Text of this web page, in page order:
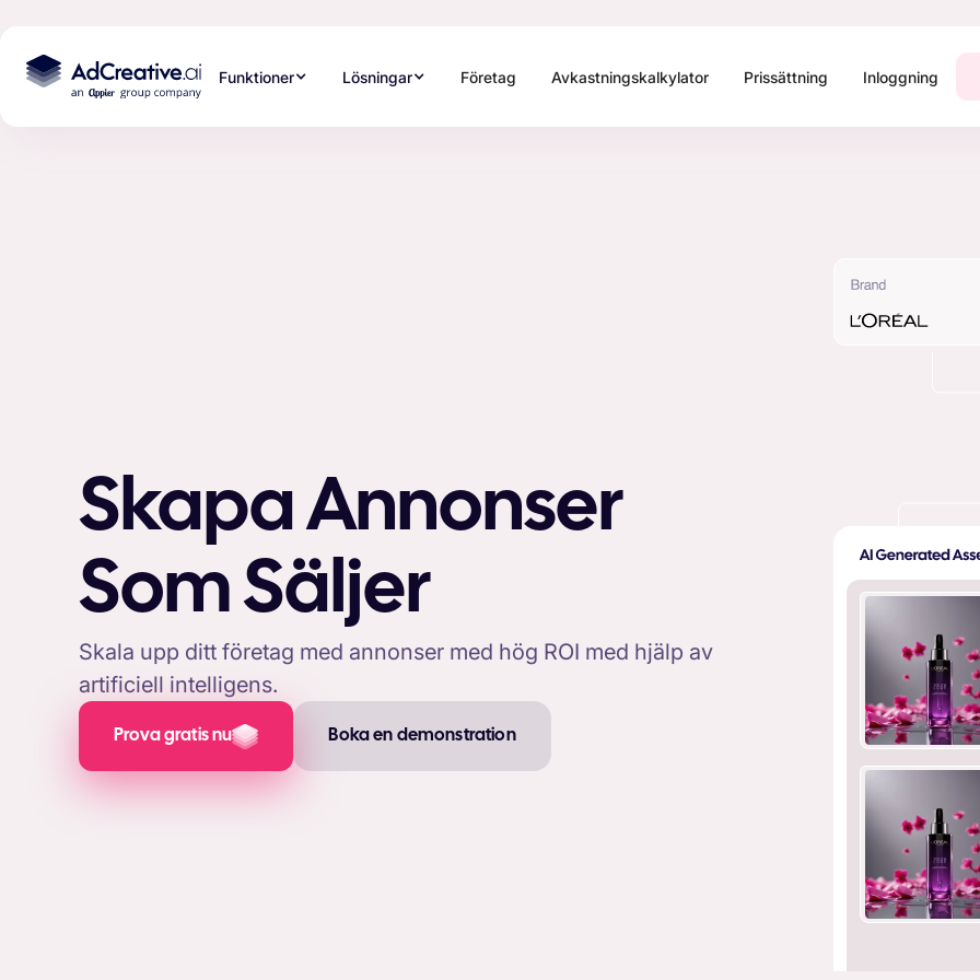
Funktioner Lösningar Företag Avkastningskalkylator Prissättning Inloggning
Skapa Annonser
Som Säljer
Skala upp ditt företag med annonser med hög ROI med hjälp av
artificiell intelligens.
Prova gratis nu Boka en demonstration